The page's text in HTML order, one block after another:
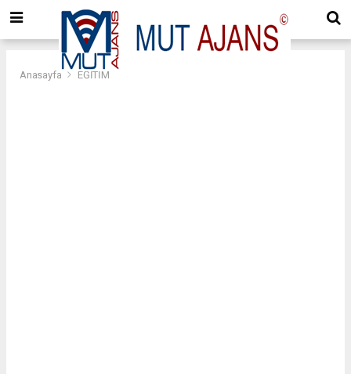
Anasayfa EĞİTİM